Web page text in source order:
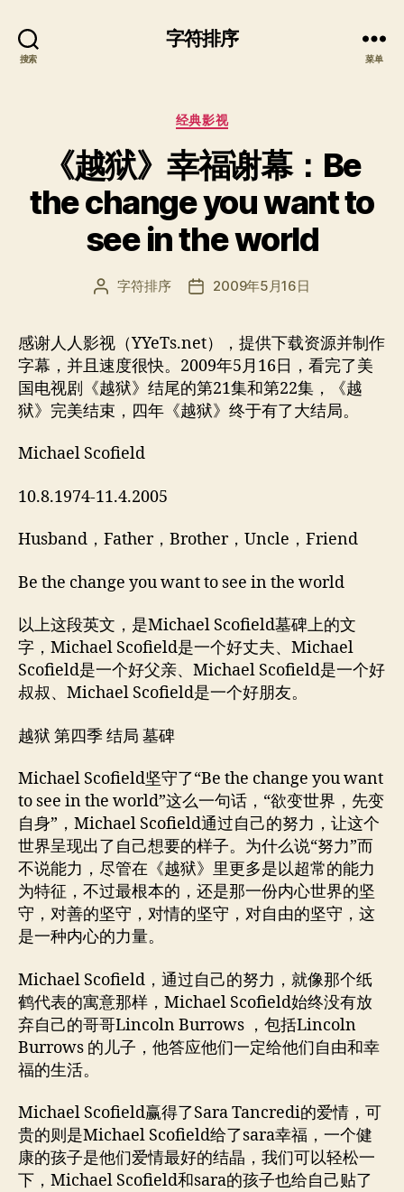
搜索
字符排序
菜单
分
经典影视
《越狱》幸福谢幕：Be
the change you want to
see in the world
文
者
字符排序
发
期
2009年5月16日
感谢人人影视（YYeTs.net），提供下载资源并制作
字幕，并且速度很快。2009年5月16日，看完了美
国电视剧《越狱》结尾的第21集和第22集，《越
狱》完美结束，四年《越狱》终于有了大结局。
Michael Scofield
10.8.1974-11.4.2005
Husband，Father，Brother，Uncle，Friend
Be the change you want to see in the world
以上这段英文，是Michael Scofield墓碑上的文
字，Michael Scofield是一个好丈夫、Michael
Scofield是一个好父亲、Michael Scofield是一个好
叔叔、Michael Scofield是一个好朋友。
越狱 第四季 结局 墓碑
Michael Scofield坚守了“Be the change you want
to see in the world”这么一句话，“欲变世界，先变
自身”，Michael Scofield通过自己的努力，让这个
世界呈现出了自己想要的样子。为什么说“努力”而
不说能力，尽管在《越狱》里更多是以超常的能力
为特征，不过最根本的，还是那一份内心世界的坚
守，对善的坚守，对情的坚守，对自由的坚守，这
是一种内心的力量。
Michael Scofield，通过自己的努力，就像那个纸
鹤代表的寓意那样，Michael Scofield始终没有放
弃自己的哥哥Lincoln Burrows ，包括Lincoln
Burrows 的儿子，他答应他们一定给他们自由和幸
福的生活。
Michael Scofield赢得了Sara Tancredi的爱情，可
贵的则是Michael Scofield给了sara幸福，一个健
康的孩子是他们爱情最好的结晶，我们可以轻松一
下，Michael Scofield和sara的孩子也给自己贴了